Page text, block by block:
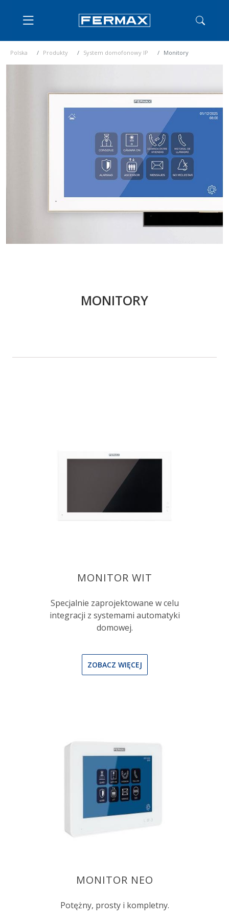
Polska Produkty System domofonowy IP Monitory
MONITORY
MONITOR WIT
Specjalnie zaprojektowane w celu
integracji z systemami automatyki
domowej.
ZOBACZ WIĘCEJ
MONITOR NEO
Potężny, prosty i kompletny.